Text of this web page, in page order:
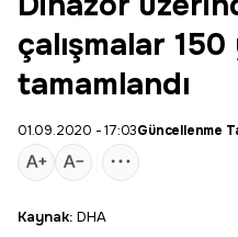
çalışmalar
tamamlandı
01.09.2020 - 17:03Güncellenme
Kaynak: DHA